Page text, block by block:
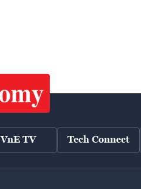
VnE TV Tech Connect